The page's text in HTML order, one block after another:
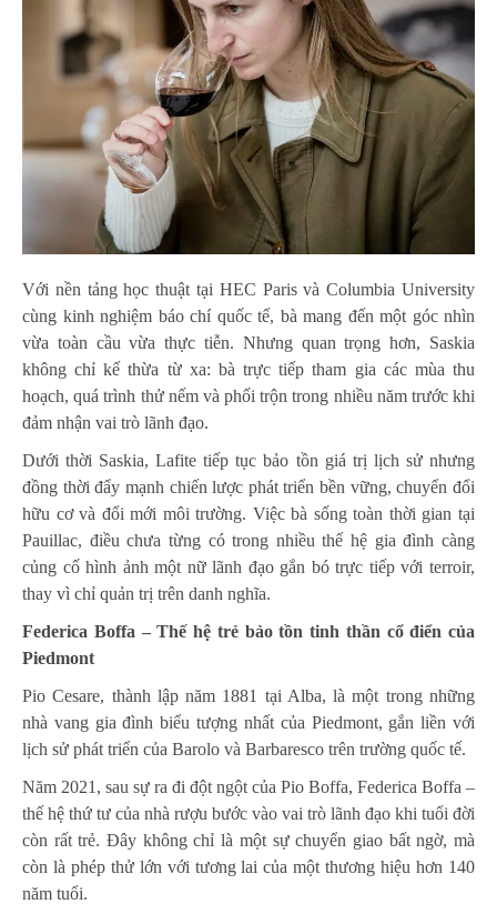
Với nền tảng học thuật tại HEC Paris và Columbia University
cùng kinh nghiệm báo chí quốc tế, bà mang đến một góc nhìn
vừa toàn cầu vừa thực tiễn. Nhưng quan trọng hơn, Saskia
không chỉ kế thừa từ xa: bà trực tiếp tham gia các mùa thu
hoạch, quá trình thử nếm và phối trộn trong nhiều năm trước khi
đảm nhận vai trò lãnh đạo.
Dưới thời Saskia, Lafite tiếp tục bảo tồn giá trị lịch sử nhưng
đồng thời đẩy mạnh chiến lược phát triển bền vững, chuyển đổi
hữu cơ và đổi mới môi trường. Việc bà sống toàn thời gian tại
Pauillac, điều chưa từng có trong nhiều thế hệ gia đình càng
củng cố hình ảnh một nữ lãnh đạo gắn bó trực tiếp với terroir,
thay vì chỉ quản trị trên danh nghĩa.
Federica Boffa – Thế hệ trẻ bảo tồn tinh thần cổ điển của
Piedmont
Pio Cesare, thành lập năm 1881 tại Alba, là một trong những
nhà vang gia đình biểu tượng nhất của Piedmont, gắn liền với
lịch sử phát triển của Barolo và Barbaresco trên trường quốc tế.
Năm 2021, sau sự ra đi đột ngột của Pio Boffa, Federica Boffa –
thế hệ thứ tư của nhà rượu bước vào vai trò lãnh đạo khi tuổi đời
còn rất trẻ. Đây không chỉ là một sự chuyển giao bất ngờ, mà
còn là phép thử lớn với tương lai của một thương hiệu hơn 140
năm tuổi.